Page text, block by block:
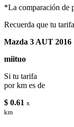
*La comparación de
Recuerda que tu
Mazda 3 AUT 2016
miituo
Si tu tarifa
por km es de
$ 0.61 x
km